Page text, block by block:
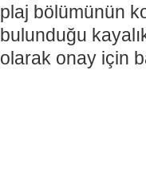
plaj bölümünün
bulunduğu
olarak onay için